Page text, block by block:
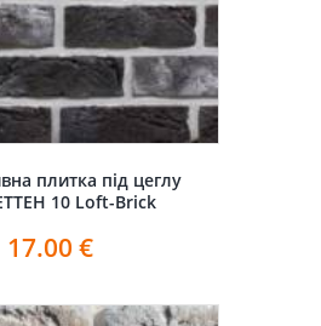
плитка під цеглу
10 Loft-Brick
17.00 €